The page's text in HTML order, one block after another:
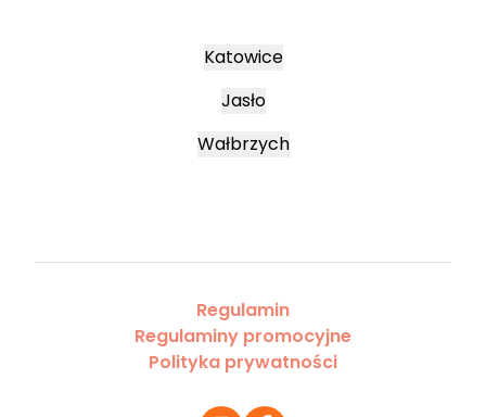
Katowice
Jasło
Wałbrzych
Regulamin
Regulaminy promocyjne
Polityka prywatności